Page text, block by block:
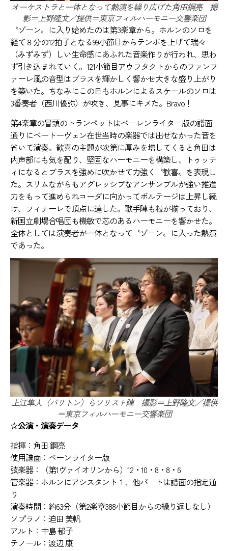
オーケストラと一体となって熱演を繰り広げた角田鋼亮 撮
影＝上野隆文／提供＝東京フィルハーモニー交響楽団
〝ゾーン〟に入り始めたのは第3楽章から。ホルンのソロを
経て８分の12拍子となる99小節目からテンポを上げて瑞々
（みずみず）しい生命感にあふれた音楽作りが行われ、思わ
ず引き込まれていく。121小節目アウフタクトからのファンフ
ァーレ風の音型はブラスを輝かしく響かせ大きな盛り上がり
を築いた。ちなみにこの日もホルンによるスケールのソロは
3番奏者（西川優弥）が吹き、見事にキメた。Bravo！
第4楽章の冒頭のトランペットはベーレンライター版の譜面
通りにベートーヴェン在世当時の楽器では出せなかった音を
省いて演奏。歓喜の主題が次第に厚みを増してくると角田は
内声部にも気を配り、堅固なハーモニーを構築し、トゥッテ
ィになるとブラスを強めに吹かせて力強く〝歓喜〟を表現し
た。スリムながらもアグレッシブなアンサンブルが強い推進
力をもって進められコーダに向かってボルテージは上昇し続
け、フィナーレで頂点に達した。歌手陣も粒が揃っており、
新国立劇場合唱団も機敏で芯のあるハーモニーを響かせた。
全体としては演奏者が一体となって〝ゾーン〟に入った熱演
であった。
上江隼人（バリトン）らソリスト陣 撮影＝上野隆文／提供
＝東京フィルハーモニー交響楽団
☆公演・演奏データ
指揮：角田 鋼亮
使用譜面：ベーンライター版
弦楽器：（第1ヴァイオリンから）12・10・8・8・6
管楽器：ホルンにアシスタント１、他パートは譜面の指定通
り
演奏時間：約63分（第2楽章388小節目からの繰り返しなし）
ソプラノ：迫田 美帆
アルト：中島 郁子
テノール：渡辺 康